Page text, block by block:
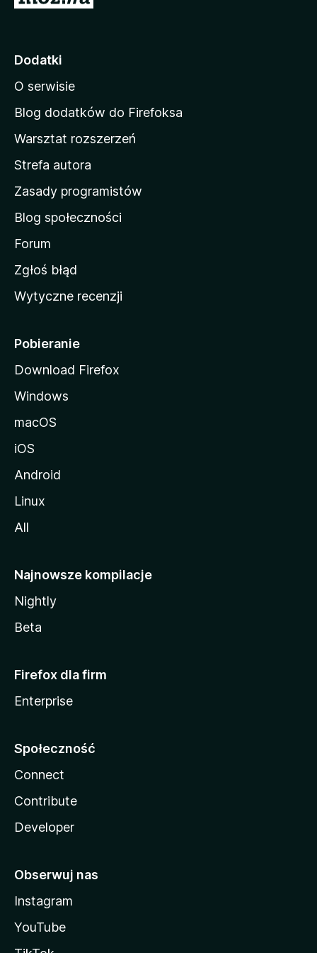
o
a
d
m
o
w
M
o
z
l
i
Dodatki
O serwisie
Blog dodatków do Firefoksa
Warsztat rozszerzeń
Strefa autora
Zasady programistów
Blog społeczności
Forum
Zgłoś błąd
Wytyczne recenzji
Pobieranie
Download Firefox
Windows
macOS
iOS
Android
Linux
All
Najnowsze kompilacje
Nightly
Beta
Firefox dla firm
Enterprise
Społeczność
Connect
Contribute
Developer
Obserwuj nas
Instagram
YouTube